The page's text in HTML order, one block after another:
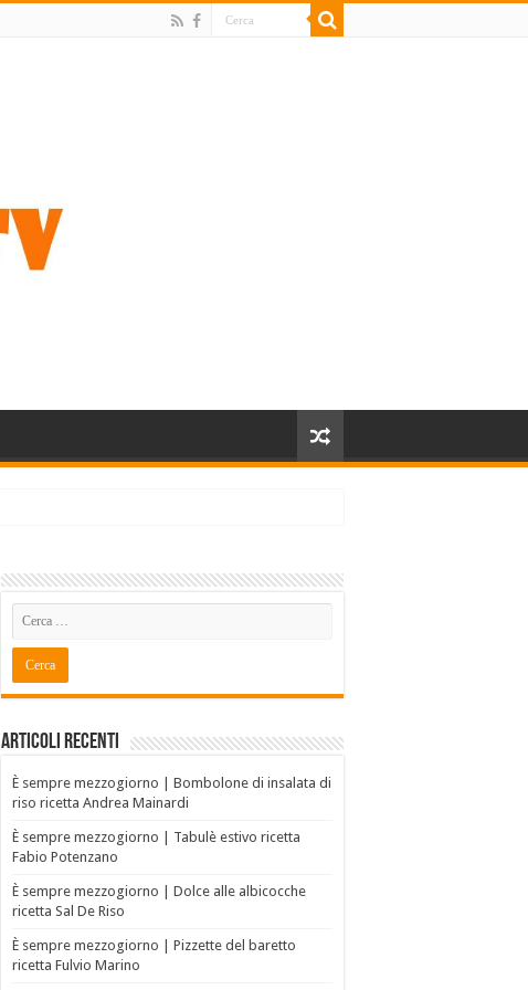
Articoli recenti
È sempre mezzogiorno | Bombolone di insalata di
riso ricetta Andrea Mainardi
È sempre mezzogiorno | Tabulè estivo ricetta
Fabio Potenzano
È sempre mezzogiorno | Dolce alle albicocche
ricetta Sal De Riso
È sempre mezzogiorno | Pizzette del baretto
ricetta Fulvio Marino